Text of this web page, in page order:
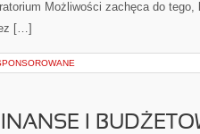
Możliwości zachęca do
[…]
I